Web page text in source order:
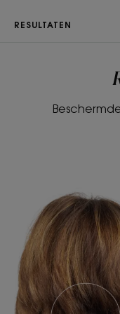
surfactanten
- Herstelt: herstelt
weken*.
TEXTUUR
RESULTATEN